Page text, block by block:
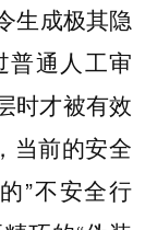
生成极其隐
普通人工审
时才被有效
当前的安全
”不安全行